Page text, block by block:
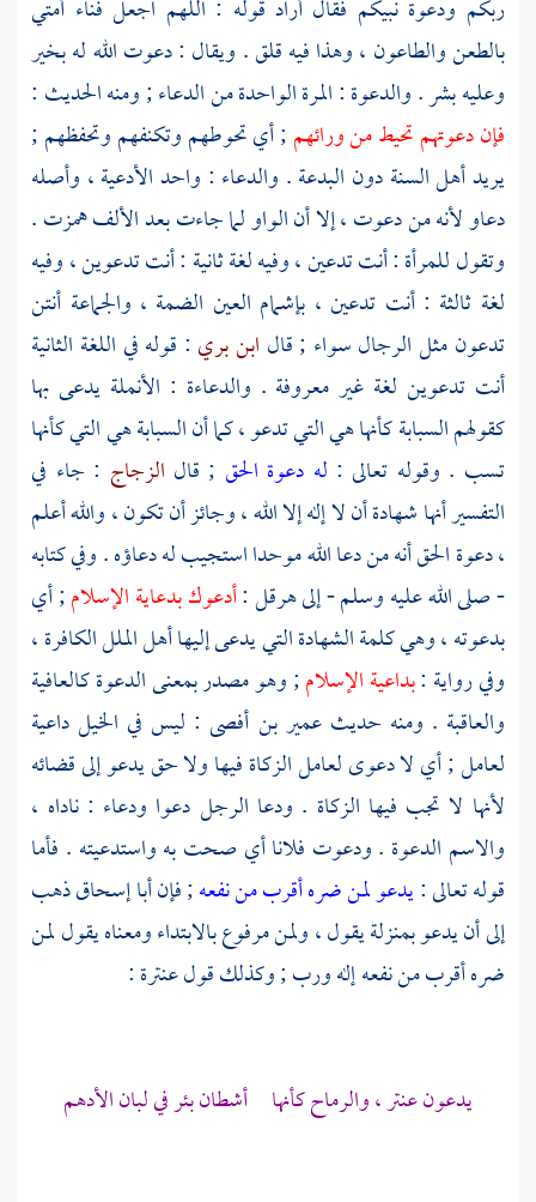
ربكم ودعوة نبيكم فقال أراد قوله : اللهم اجعل فناء أمتي
بالطعن والطاعون ، وهذا فيه قلق . ويقال : دعوت الله له بخير
وعليه بشر . والدعوة : المرة الواحدة من الدعاء ; ومنه الحديث :
فإن دعوتهم تحيط من ورائهم; أي تحوطهم وتكنفهم وتحفظهم ;
يريد أهل السنة دون البدعة . والدعاء : واحد الأدعية ، وأصله
دعاو لأنه من دعوت ، إلا أن الواو لما جاءت بعد الألف همزت .
وتقول للمرأة : أنت تدعين ، وفيه لغة ثانية : أنت تدعوين ، وفيه
لغة ثالثة : أنت تدعين ، بإشمام العين الضمة ، والجماعة أنتن
تدعون مثل الرجال سواء ; قال ابن بري : قوله في اللغة الثانية
أنت تدعوين لغة غير معروفة . والدعاءة : الأنملة يدعى بها
كقولهم السبابة كأنها هي التي تدعو ، كما أن السبابة هي التي كأنها
تسب . وقوله تعالى : له دعوة الحق ; قال الزجاج : جاء في
التفسير أنها شهادة أن لا إله إلا الله ، وجائز أن تكون ، والله أعلم
، دعوة الحق أنه من دعا الله موحدا استجيب له دعاؤه . وفي كتابه
- صلى الله عليه وسلم - إلىهرقل:أدعوك بدعاية الإسلام; أي
بدعوته ، وهي كلمة الشهادة التي يدعى إليها أهل الملل الكافرة ،
وفي رواية :بداعية الإسلام; وهو مصدر بمعنى الدعوة كالعافية
والعاقبة . ومنه حديثعمير بن أفصى : ليس في الخيل داعية
لعامل ; أي لا دعوى لعامل الزكاة فيها ولا حق يدعو إلى قضائه
لأنها لا تجب فيها الزكاة . ودعا الرجل دعوا ودعاء : ناداه ،
والاسم الدعوة . ودعوت فلانا أي صحت به واستدعيته . فأما
قوله تعالى :يدعو لمن ضره أقرب من نفعه; فإنأبا إسحاقذهب
إلى أن يدعو بمنزلة يقول ، ولمن مرفوع بالابتداء ومعناه يقول لمن
ضره أقرب من نفعه إله ورب ; وكذلك قولعنترة:
يدعون عنتر ، والرماح كأنها أشطان بئر في لبان الأدهم